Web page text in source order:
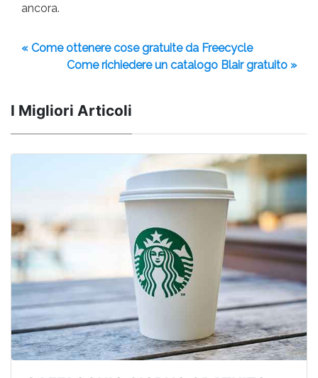
ancora.
« Come ottenere cose gratuite da Freecycle
Come richiedere un catalogo Blair gratuito »
I Migliori Articoli